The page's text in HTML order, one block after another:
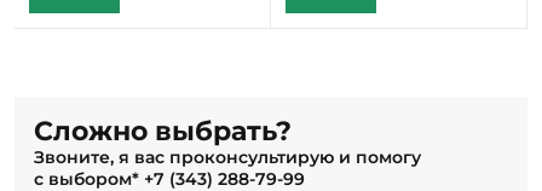
Сложно выбрать?
Звоните, я вас проконсультирую и помогу
с выбором* +7 (343) 288-79-99